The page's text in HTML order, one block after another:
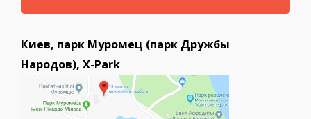
Киев, парк Муромец (парк Дружбы
Народов), X-Park